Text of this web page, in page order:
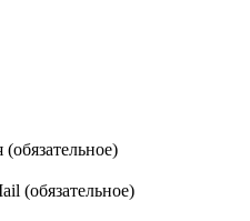
(обязательное)